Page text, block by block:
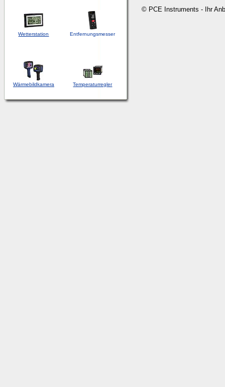
Wetterstation Entfernungsmesser
Wärmebildkamera Temperaturregler
© PCE Instruments - Ihr